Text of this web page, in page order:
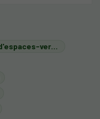
Creation et entretien d'espaces-verts